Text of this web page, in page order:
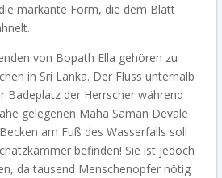
markante Form, die dem Blatt
von Bopath Ella gehören zu
in Sri Lanka. Der Fluss unterhalb
Badeplatz der Herrscher während
gelegenen Maha Saman Devale
am Fuß des Wasserfalls soll
befinden! Sie ist jedoch
da tausend Menschenopfer nötig